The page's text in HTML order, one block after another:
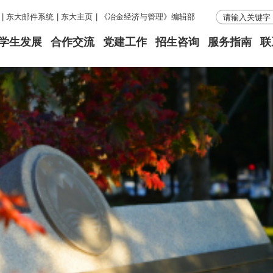
东大邮件系统 东大主页 《冶金经济与管理》编辑部
生发展 合作交流 党建工作 招生咨询 服务指南